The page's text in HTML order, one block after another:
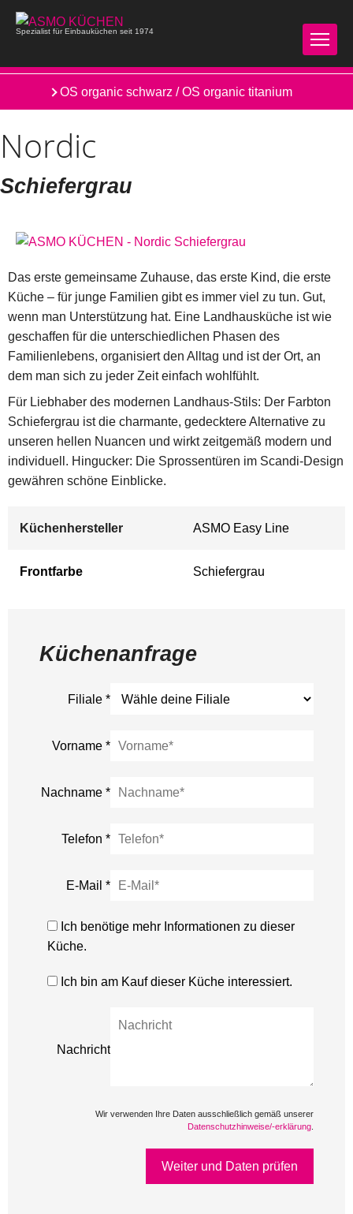
Spezialist für Einbauküchen seit 1974
ER Alteiche schwarz / Y OS statusgrau organic
OS organic schwarz / OS organic titanium
Nordic
Schiefergrau
Das erste gemeinsame Zuhause, das erste Kind, die erste
Küche – für junge Familien gibt es immer viel zu tun. Gut,
wenn man Unterstützung hat. Eine Landhausküche ist wie
geschaffen für die unterschiedlichen Phasen des
Familienlebens, organisiert den Alltag und ist der Ort, an
dem man sich zu jeder Zeit einfach wohlfühlt.
Für Liebhaber des modernen Landhaus-Stils: Der Farbton
Schiefergrau ist die charmante, gedecktere Alternative zu
unseren hellen Nuancen und wirkt zeitgemäß modern und
individuell. Hingucker: Die Sprossentüren im Scandi-Design
gewähren schöne Einblicke.
Küchenhersteller ASMO Easy Line
Frontfarbe Schiefergrau
Küchenanfrage
Filiale*
Vorname*
Nachname*
Telefon*
E-Mail*
Ich benötige mehr Informationen zu dieser
Küche.
Ich bin am Kauf dieser Küche interessiert.
Nachricht
Wir verwenden Ihre Daten ausschließlich gemäß unserer
Datenschutzhinweise/-erklärung
Weiter und Daten prüfen